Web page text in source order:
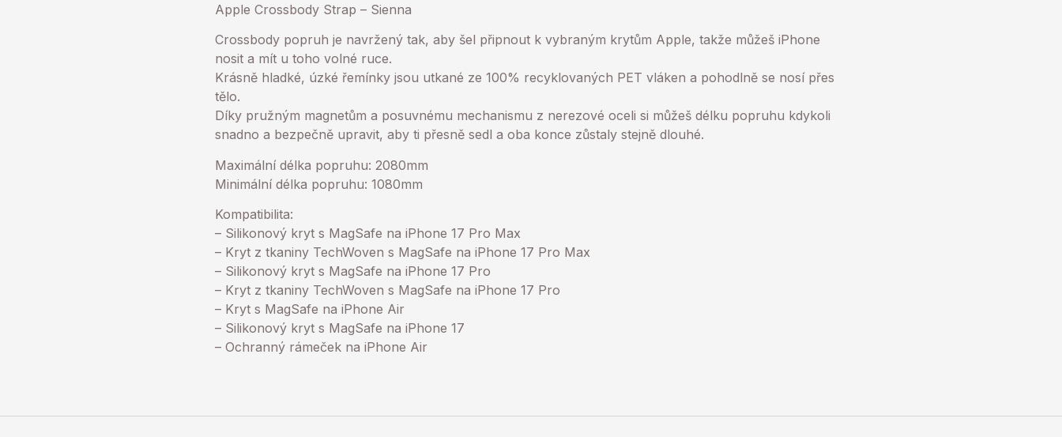
Apple Crossbody Strap – Sienna
Crossbody popruh je navržený tak, aby šel připnout k vybraným krytům Apple, takže můžeš iPhone
nosit a mít u toho volné ruce.
Krásně hladké, úzké řemínky jsou utkané ze 100% recyklovaných PET vláken a pohodlně se nosí přes
tělo.
Díky pružným magnetům a posuvnému mechanismu z nerezové oceli si můžeš délku popruhu kdykoli
snadno a bezpečně upravit, aby ti přesně sedl a oba konce zůstaly stejně dlouhé.
Maximální délka popruhu: 2080mm
Minimální délka popruhu: 1080mm
Kompatibilita:
– Silikonový kryt s MagSafe na iPhone 17 Pro Max
– Kryt z tkaniny TechWoven s MagSafe na iPhone 17 Pro Max
– Silikonový kryt s MagSafe na iPhone 17 Pro
– Kryt z tkaniny TechWoven s MagSafe na iPhone 17 Pro
– Kryt s MagSafe na iPhone Air
– Silikonový kryt s MagSafe na iPhone 17
– Ochranný rámeček na iPhone Air